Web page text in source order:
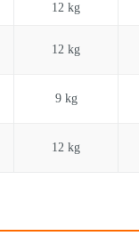
12 kg
12 kg
9 kg
12 kg